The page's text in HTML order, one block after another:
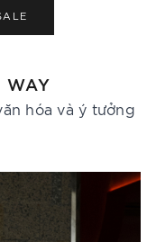
hóa và ý tưởng